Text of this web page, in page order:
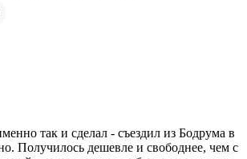
так и сделал - съездил из Бодрума в
Получилось дешевле и свободнее, чем с